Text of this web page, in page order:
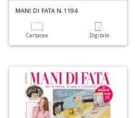
MANI DI FATA N.1194
Cartacea Digitale